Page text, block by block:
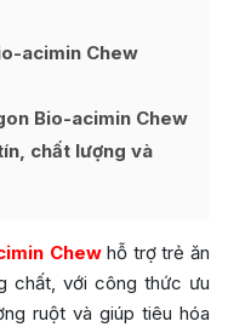
acimin Chew
Bio-acimin Chew
chất lượng và
Chewhỗ trợ trẻ ăn
chất, với công thức ưu
ruột và giúp tiêu hóa